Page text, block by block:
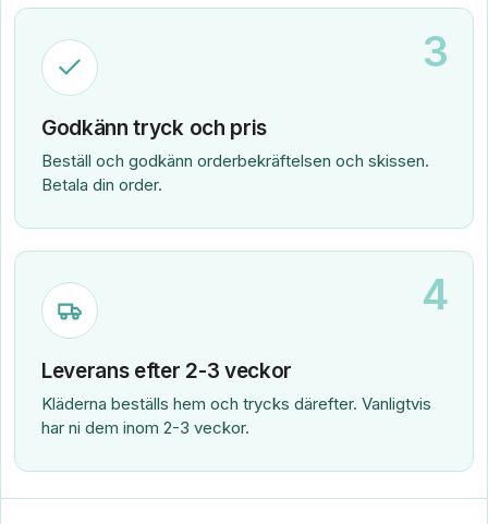
3
Godkänn tryck och pris
Beställ och godkänn orderbekräftelsen och skissen.
Betala din order.
4
Leverans efter 2-3 veckor
Kläderna beställs hem och trycks därefter. Vanligtvis
har ni dem inom 2-3 veckor.